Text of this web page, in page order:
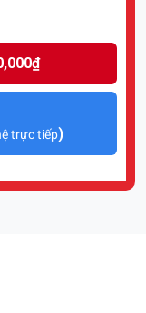
trực tiếp)